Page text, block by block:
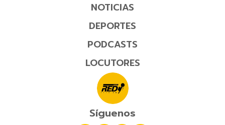
NOTICIAS
DEPORTES
PODCASTS
LOCUTORES
Síguenos